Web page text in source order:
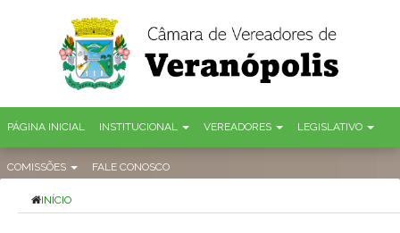
PÁGINA INICIAL INSTITUCIONAL VEREADORES LEGISLATIVO
COMISSÕES FALE CONOSCO
INÍCIO